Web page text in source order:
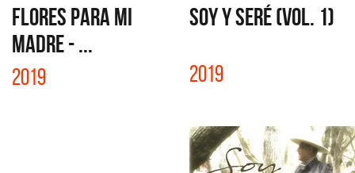
FLORES PARA MI
MADRE - ...
2019
SOY Y SERÉ (VOL. 1)
2019